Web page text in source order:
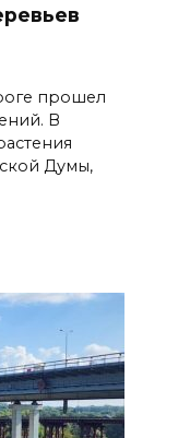
прошел
В
Думы,